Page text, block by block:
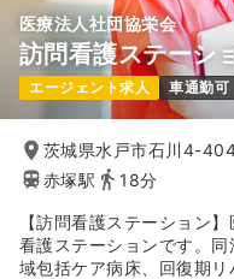
医療法人社団協栄会
訪問看護ステーシ
エージェント求人 車通勤可
茨城県水戸市石川4-
赤塚駅
18分
【訪問看護ステーション
看護ステーションです。
域包括ケア病床、回復期